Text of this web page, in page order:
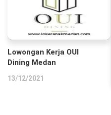
Lowongan Kerja OUI
Dining Medan
13/12/2021